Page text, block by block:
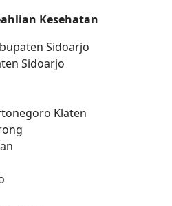
Kesehatan
Sidoarjo
Sidoarjo
Klaten